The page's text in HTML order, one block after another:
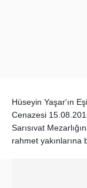
Hüseyin Yaşar'ın
Cenazesi
Sarısıvat
rahmet yakınlarına